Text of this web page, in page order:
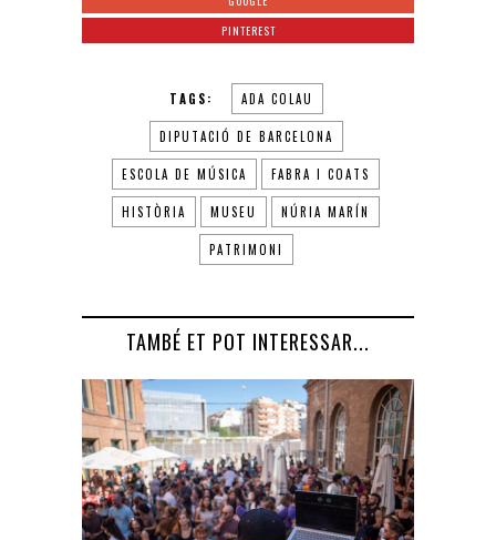
PINTEREST
TAGS: ADA COLAU
DIPUTACIÓ DE BARCELONA
ESCOLA DE MÚSICA FABRA I COATS
HISTÒRIA MUSEU NÚRIA MARÍN
PATRIMONI
TAMBÉ ET POT INTERESSAR...